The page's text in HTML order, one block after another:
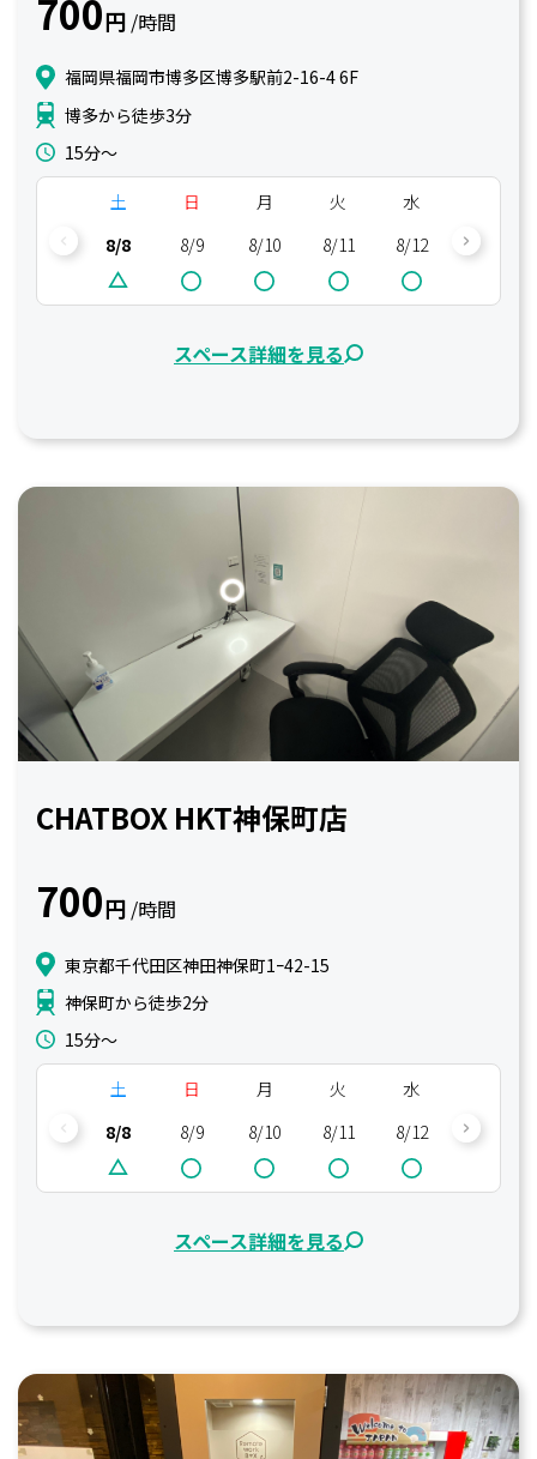
700円 /時間
福岡県福岡市博多区博多駅前2-16-4 6F
博多から徒歩3分
15分〜
土
8/8
日
8/9
月
8/10
火
8/11
水
8/12
8/13
スペース詳細を見る
CHATBOX HKT神保町店
700円 /時間
東京都千代田区神田神保町1ｰ42-15
神保町から徒歩2分
15分〜
土
8/8
日
8/9
月
8/10
火
8/11
水
8/12
8/13
スペース詳細を見る